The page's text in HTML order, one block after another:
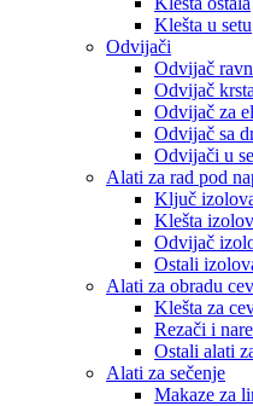
Klešta u setu
Odvijači
Odvijač
Odvijač
Odvijač za
Odvijač sa
Odvijači u
Alati za rad pod
Ključ
Klešta
Odvijač
Ostali
Alati za obradu
Klešta za
Rezači i
Ostali alati
Alati za sečenje
Makaze za